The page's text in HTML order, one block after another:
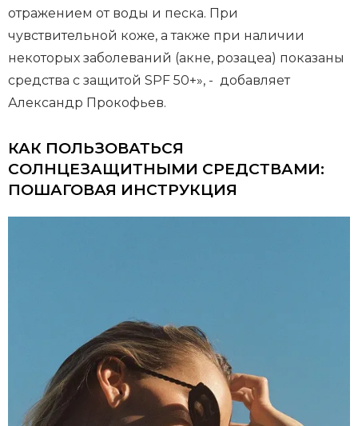
отражением от воды и песка. При
чувствительной коже, а также при наличии
некоторых заболеваний (акне, розацеа) показаны
средства с защитой SPF 50+», - добавляет
Александр Прокофьев.
КАК ПОЛЬЗОВАТЬСЯ
СОЛНЦЕЗАЩИТНЫМИ СРЕДСТВАМИ:
ПОШАГОВАЯ ИНСТРУКЦИЯ